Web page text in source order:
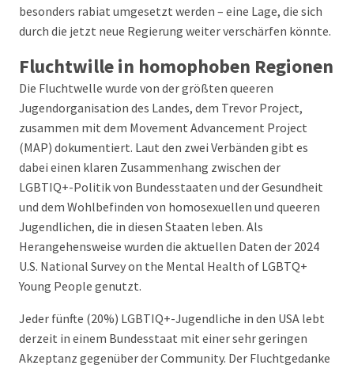
besonders rabiat umgesetzt werden – eine Lage, die sich
durch die jetzt neue Regierung weiter verschärfen könnte.
Fluchtwille in homophoben Regionen
Die Fluchtwelle wurde von der größten queeren
Jugendorganisation des Landes, dem Trevor Project,
zusammen mit dem Movement Advancement Project
(MAP) dokumentiert. Laut den zwei Verbänden gibt es
dabei einen klaren Zusammenhang zwischen der
LGBTIQ+-Politik von Bundesstaaten und der Gesundheit
und dem Wohlbefinden von homosexuellen und queeren
Jugendlichen, die in diesen Staaten leben. Als
Herangehensweise wurden die aktuellen Daten der 2024
U.S. National Survey on the Mental Health of LGBTQ+
Young People genutzt.
Jeder fünfte (20%) LGBTIQ+-Jugendliche in den USA lebt
derzeit in einem Bundesstaat mit einer sehr geringen
Akzeptanz gegenüber der Community. Der Fluchtgedanke